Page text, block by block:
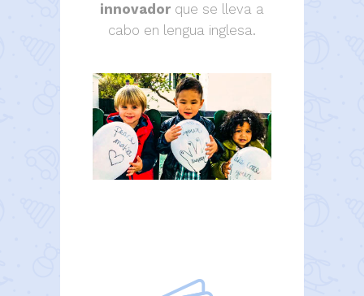
innovador que se lleva a
cabo en lengua inglesa.